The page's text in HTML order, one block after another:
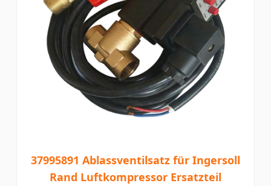
37995891 Ablassventilsatz für Ingersoll
Rand Luftkompressor Ersatzteil